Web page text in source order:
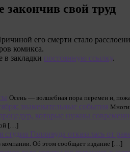
закончив свой труд
его смерти стало
комикса.
в закладки постоянную ссылку.
Осень — волшебная пора перемен и,
знаменательные события
которые нужны
[…]
студия Голливуда отказалась от
компании. Об этом сообщает издание […]